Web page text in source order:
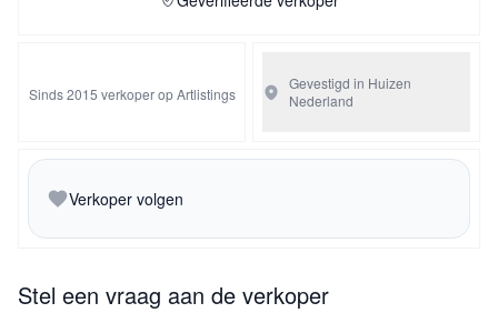
Sinds 2015 verkoper op Artlistings
Gevestigd in Huizen
Nederland
Verkoper volgen
Stel een vraag aan de verkoper